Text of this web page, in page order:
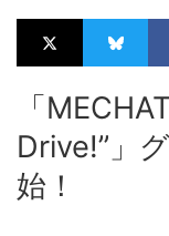
「
Drive!”」
始！